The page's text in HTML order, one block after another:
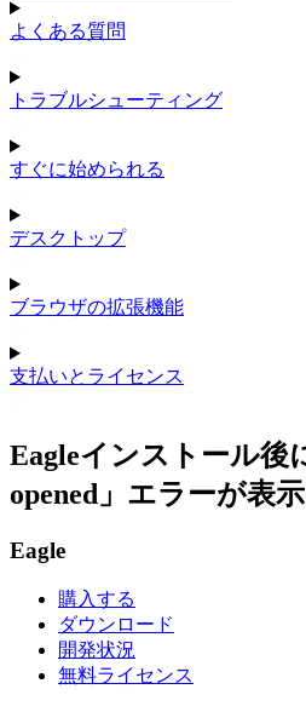
よくある質問
トラブルシューティング
すぐに始められる
デスクトップ
ブラウザの拡張機能
支払いとライセンス
Eagleインストール後
opened」エラーが表
Eagle
購入する
ダウンロード
開発状況
無料ライセンス